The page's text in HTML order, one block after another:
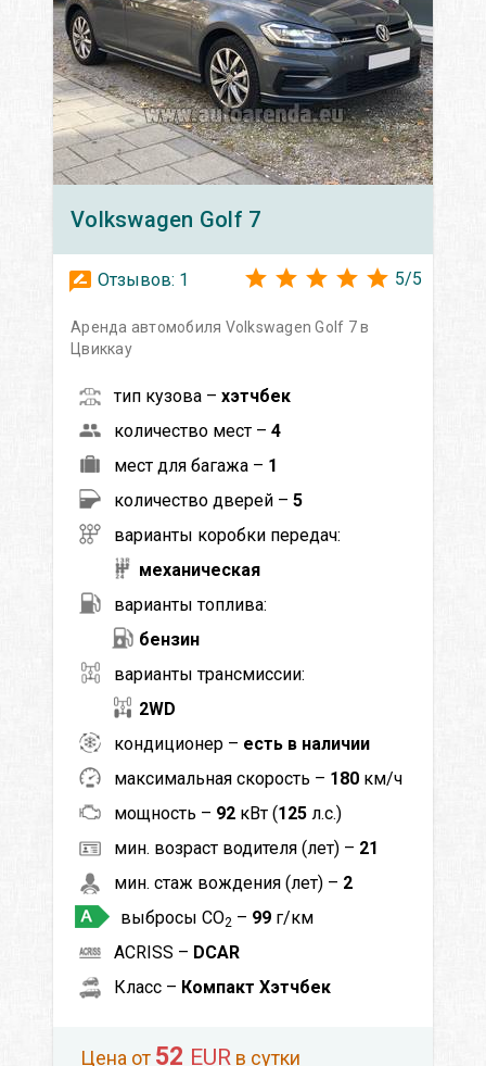
Volkswagen Golf 7
Отзывов: 1 5/5
Аренда автомобиля Volkswagen Golf 7 в
Цвиккау
тип кузова – хэтчбек
количество мест – 4
мест для багажа – 1
количество дверей – 5
варианты коробки передач:
механическая
варианты топлива:
бензин
варианты трансмиссии:
2WD
кондиционер – есть в наличии
максимальная скорость – 180 км/ч
мощность – 92 кВт (125 л.с.)
мин. возраст водителя (лет) – 21
мин. стаж вождения (лет) – 2
выбросы CO2 – 99 г/км
ACRISS – DCAR
Класс – Компакт Хэтчбек
Цена от 52 EUR в сутки